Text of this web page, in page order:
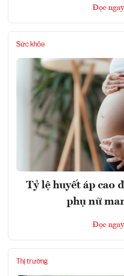
Đọc ngay
Sức khỏe
Tỷ lệ huyết áp cao
phụ nữ
Đọc ngay
Thị trường